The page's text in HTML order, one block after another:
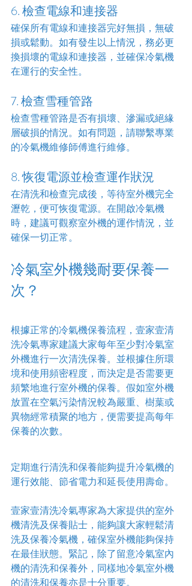
6. 檢查電線和連接器
確保所有電線和連接器完好無損，無破
損或鬆動。如有發生以上情況，務必更
換損壞的電線和連接器，並確保冷氣機
在運行的安全性。
7. 檢查雪種管路
檢查雪種管路是否有損壞、滲漏或絕緣
層破損的情況。如有問題，請聯繫專業
的冷氣機維修師傅進行維修。
8. 恢復電源並檢查運作狀況
在清洗和檢查完成後，等待室外機完全
瀝乾，便可恢復電源。在開啟冷氣機
時，建議可觀察室外機的運作情況，並
確保一切正常。
冷氣室外機幾耐要保養一
次？
根據正常的冷氣機保養流程，壹家壹清
洗冷氣專家建議大家每年至少對冷氣室
外機進行一次清洗保養。並根據住所環
境和使用頻密程度，而決定是否需要更
頻繁地進行室外機的保養。假如室外機
放置在空氣污染情況較為嚴重、樹葉或
異物經常積聚的地方，便需要提高每年
保養的次數。
定期進行清洗和保養能夠提升冷氣機的
運行效能、節省電力和延長使用壽命。
壹家壹清洗冷氣專家為大家提供的室外
機清洗及保養貼士，能夠讓大家輕鬆清
洗及保養冷氣機，確保室外機能夠保持
在最佳狀態。緊記，除了留意冷氣室內
機的清洗和保養外，同樣地冷氣室外機
的清洗和保養亦是十分重要。